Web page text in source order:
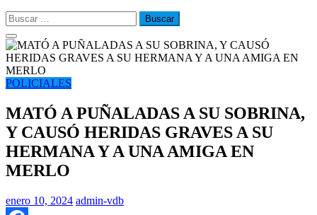
Buscar:
POLICIALES
MATÓ A PUÑALADAS A SU SOBRINA,
Y CAUSÓ HERIDAS GRAVES A SU
HERMANA Y A UNA AMIGA EN
MERLO
enero 10, 2024 admin-vdb